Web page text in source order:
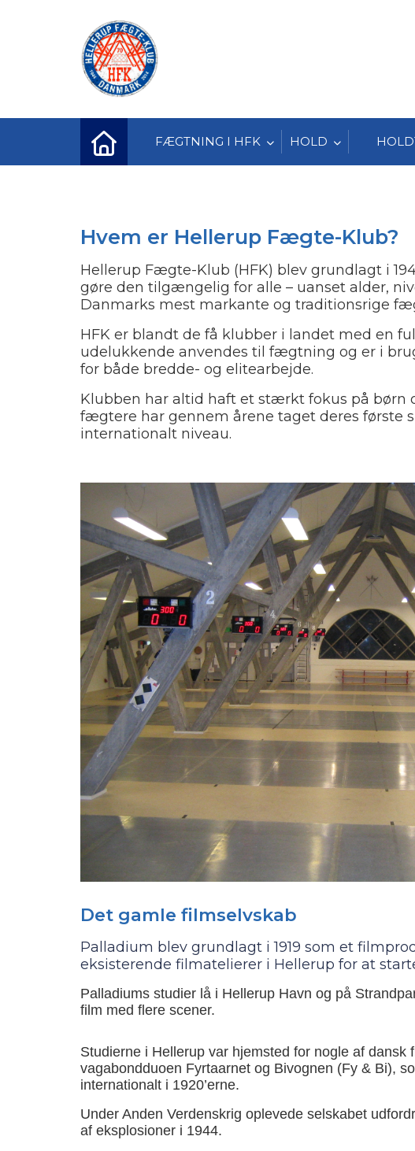
FÆGTNING I HFK HOLD
REFERATER
UDLÆGSPOLITIK
Hvem er Hellerup Fægte-Klub?
Hellerup Fægte-Klub (HFK) blev grundlagt i
gøre den tilgængelig for alle – uanset alder,
Danmarks mest markante og traditionsrige
HFK er blandt de få klubber i landet med en
udelukkende anvendes til fægtning og er i
for både bredde- og elitearbejde.
Klubben har altid haft et stærkt fokus på børn
fægtere har gennem årene taget deres første
internationalt niveau.
Det gamle filmselvskab
Palladium blev grundlagt i 1919 som et
eksisterende filmatelierer i Hellerup for at
Palladiums studier lå i Hellerup Havn og på
film med flere scener.
Studierne i Hellerup var hjemsted for nogle af dansk
vagabondduoen Fyrtaarnet og Bivognen (Fy & Bi),
internationalt i 1920’erne.
Under Anden Verdenskrig oplevede selskabet
af eksplosioner i 1944.